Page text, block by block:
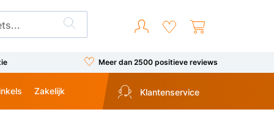
Meer dan 2500 positieve reviews
Zakelijk Klantenservice